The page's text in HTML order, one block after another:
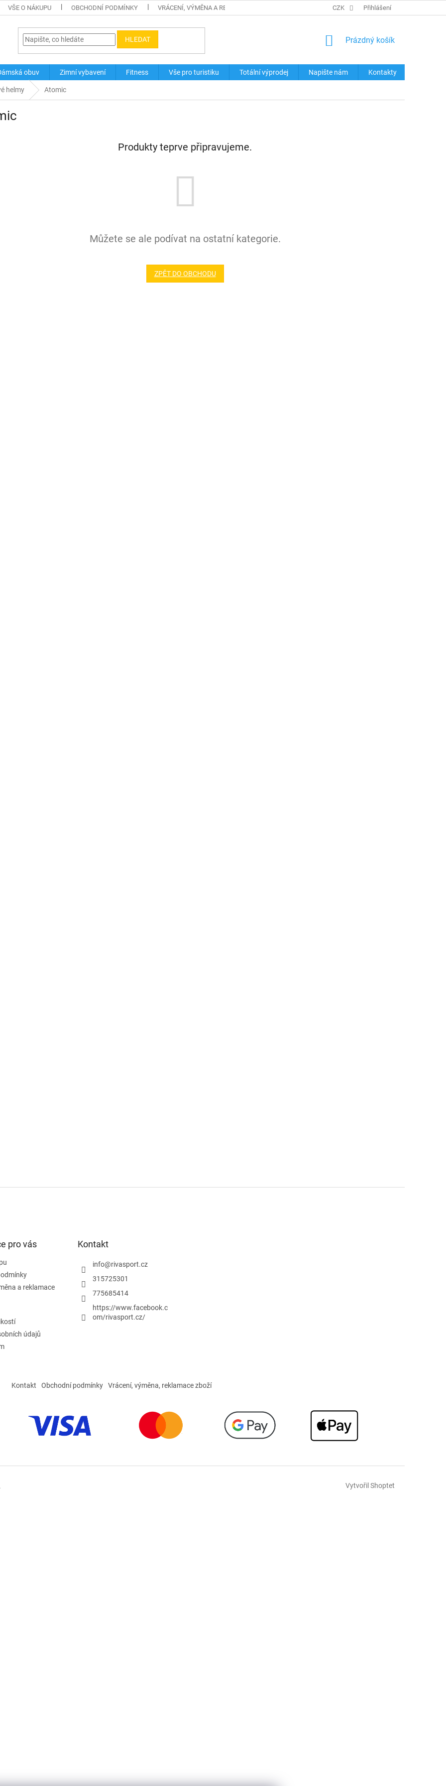
VŠE O NÁKUPU OBCHODNÍ PODMÍNKY VRÁCENÍ, VÝMĚNA A REKLAMACE ZBOŽÍ TABULKY VELIKOSTÍ
CZK Přihlášení
HLEDAT
NÁKUPNÍ
Prázdný košík
obuv Zimní vybavení Fitness Vše pro turistiku Totální výprodej Napište nám Kontakty
helmy Atomic
Produkty teprve připravujeme.
Můžete se ale podívat na ostatní kategorie.
ZPĚT DO OBCHODU
pro vás
a reklamace
údajů
Kontakt
info@rivasport.cz
315725301
775685414
https://www.facebook.c
om/rivasport.cz/
Kontakt Obchodní podmínky Vrácení, výměna, reklamace zboží
Vytvořil Shoptet